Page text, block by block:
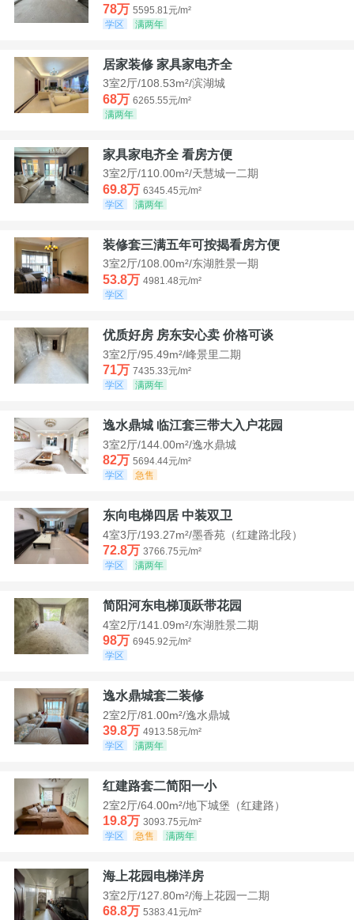
78万 5595.81元/m²
学区
满两年
居家装修 家具家电齐全
3室2厅/108.53m²/滨湖城
68万 6265.55元/m²
满两年
家具家电齐全 看房方便
3室2厅/110.00m²/天慧城一二期
69.8万 6345.45元/m²
学区
满两年
装修套三满五年可按揭看房方便
3室2厅/108.00m²/东湖胜景一期
53.8万 4981.48元/m²
学区
优质好房 房东安心卖 价格可谈
3室2厅/95.49m²/峰景里二期
71万 7435.33元/m²
学区
满两年
逸水鼎城 临江套三带大入户花园
3室2厅/144.00m²/逸水鼎城
82万 5694.44元/m²
学区
急售
东向电梯四居 中装双卫
4室3厅/193.27m²/墨香苑（红建路北段）
72.8万 3766.75元/m²
学区
满两年
简阳河东电梯顶跃带花园
4室2厅/141.09m²/东湖胜景二期
98万 6945.92元/m²
学区
逸水鼎城套二装修
2室2厅/81.00m²/逸水鼎城
39.8万 4913.58元/m²
学区
满两年
红建路套二简阳一小
2室2厅/64.00m²/地下城堡（红建路）
19.8万 3093.75元/m²
学区
急售 满两年
海上花园电梯洋房
3室2厅/127.80m²/海上花园一二期
68.8万 5383.41元/m²